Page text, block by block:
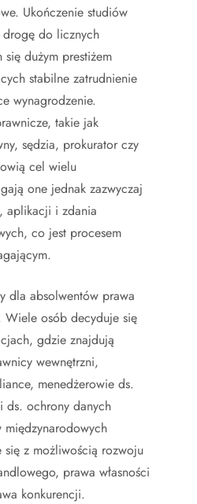
Ukończenie studiów
do licznych
dużym prestiżem
stabilne zatrudnienie
wynagrodzenie.
takie jak
sędzia, prokurator czy
cel wielu
one jednak zazwyczaj
aplikacji i zdania
co jest procesem
dla absolwentów prawa
Wiele osób decyduje się
gdzie znajdują
wewnętrzni,
menedżerowie ds.
ds. ochrony danych
się z możliwością rozwoju
prawa własności
konkurencji.